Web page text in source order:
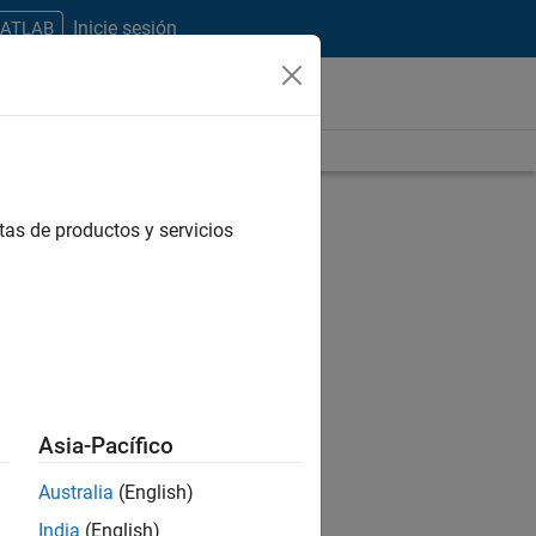
Inicie sesión
de productos y servicios
Asia-Pacífico
Australia (English)
India (English)